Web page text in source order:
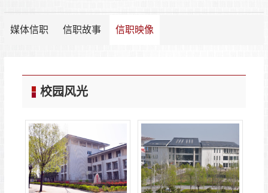
媒体信职 信职故事 信职映像
校园风光